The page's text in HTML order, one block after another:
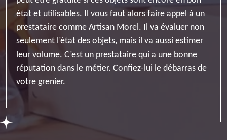
état et utilisables. Il vous faut alors faire appel à un
prestataire comme Artisan Morel. Il va évaluer non
seulement l’état des objets, mais il va aussi estimer
leur volume. C’est un prestataire qui a une bonne
réputation dans le métier. Confiez-lui le débarras de
votre grenier.